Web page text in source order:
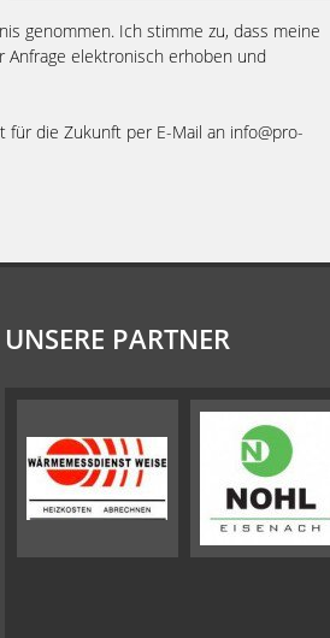
genommen. Ich stimme zu, dass meine
Anfrage elektronisch erhoben und
für die Zukunft per E-Mail an info@pro-
UNSERE PARTNER